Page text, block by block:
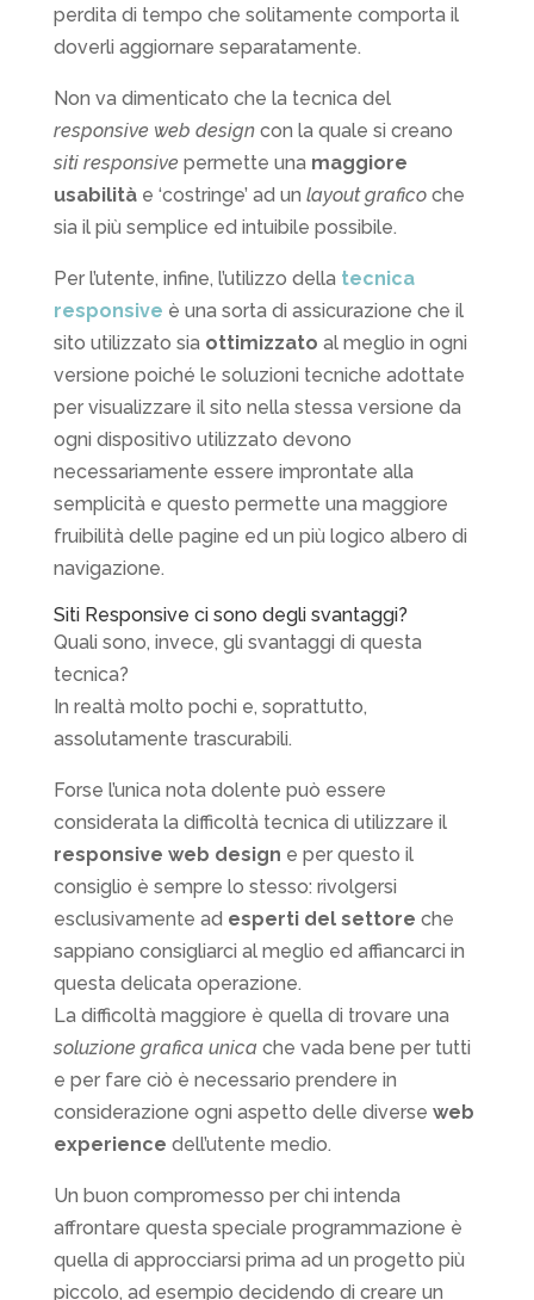
perdita di tempo che solitamente comporta il
doverli aggiornare separatamente.
Non va dimenticato che la tecnica del
responsive web designcon la quale si creano
siti responsivepermette una maggiore
usabilitàe ‘costringe’ ad un layout graficoche
sia il più semplice ed intuibile possibile.
Per l’utente, infine, l’utilizzo della tecnica
responsive è una sorta di assicurazione che il
sito utilizzato sia ottimizzato al meglio in ogni
versione poiché le soluzioni tecniche adottate
per visualizzare il sito nella stessa versione da
ogni dispositivo utilizzato devono
necessariamente essere improntate alla
semplicità e questo permette una maggiore
fruibilità delle pagine ed un più logico albero di
navigazione.
Siti Responsive ci sono degli svantaggi?
Quali sono, invece, gli svantaggi di questa
tecnica?
In realtà molto pochi e, soprattutto,
assolutamente trascurabili.
Forse l’unica nota dolente può essere
considerata la difficoltà tecnica di utilizzare il
responsive web design e per questo il
consiglio è sempre lo stesso: rivolgersi
esclusivamente ad esperti del settore che
sappiano consigliarci al meglio ed affiancarci in
questa delicata operazione.
La difficoltà maggiore è quella di trovare una
soluzione grafica unica che vada bene per tutti
e per fare ciò è necessario prendere in
considerazione ogni aspetto delle diverse web
experience dell’utente medio.
Un buon compromesso per chi intenda
affrontare questa speciale programmazione è
quella di approcciarsi prima ad un progetto più
piccolo, ad esempio decidendo di creare un